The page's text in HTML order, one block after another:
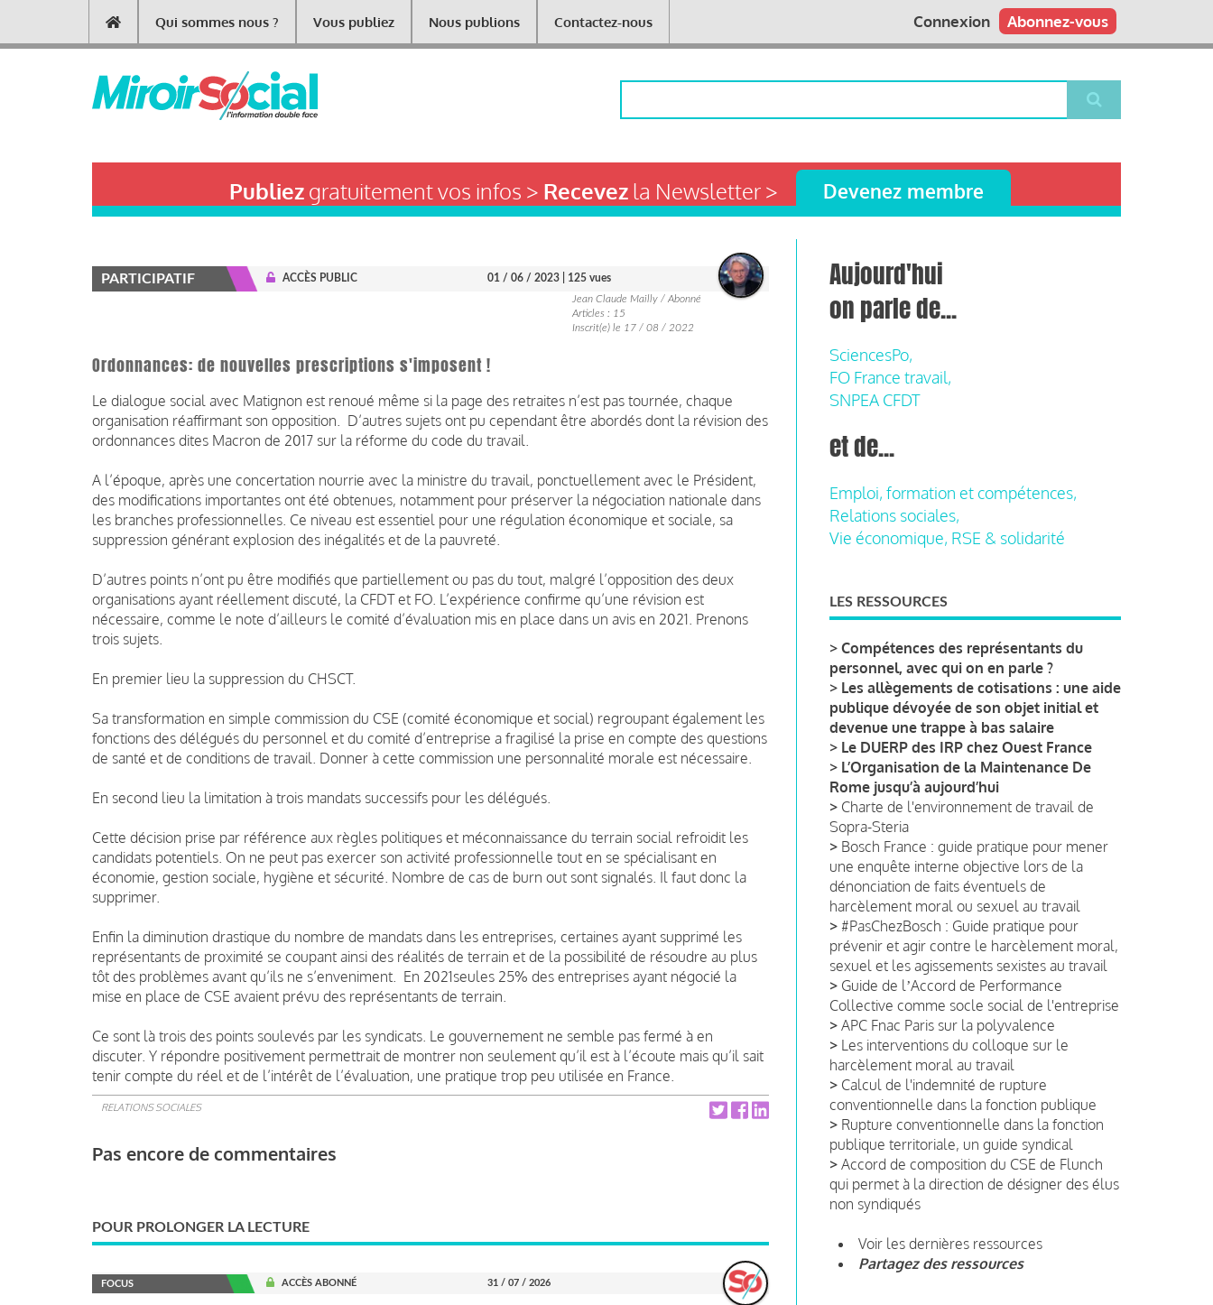
contenu
Main
navigation
Qui sommes nous ? Vous publiez Nous publions Contactez-nous Abonnez-vous
Connexion
Publiezgratuitement vos infos > Recevezla Newsletter > Devenez membre
PARTICIPATIF ACCÈS PUBLIC 01 / 06 / 2023
| 125 vues
Jean Claude Mailly / Abonné
Articles : 15
Inscrit(e) le 17 / 08 / 2022
Ordonnances: de nouvelles prescriptions s'imposent !
Le dialogue social avec Matignon est renoué même si la page des retraites n’est pas tournée, chaque
organisation réaffirmant son opposition. D’autres sujets ont pu cependant être abordés dont la révision des
ordonnances dites Macron de 2017 sur la réforme du code du travail.
A l’époque, après une concertation nourrie avec la ministre du travail, ponctuellement avec le Président,
des modifications importantes ont été obtenues, notamment pour préserver la négociation nationale dans
les branches professionnelles. Ce niveau est essentiel pour une régulation économique et sociale, sa
suppression générant explosion des inégalités et de la pauvreté.
D’autres points n’ont pu être modifiés que partiellement ou pas du tout, malgré l’opposition des deux
organisations ayant réellement discuté, la CFDT et FO. L’expérience confirme qu’une révision est
nécessaire, comme le note d’ailleurs le comité d’évaluation mis en place dans un avis en 2021. Prenons
trois sujets.
En premier lieu la suppression du CHSCT.
Sa transformation en simple commission du CSE (comité économique et social) regroupant également les
fonctions des délégués du personnel et du comité d’entreprise a fragilisé la prise en compte des questions
de santé et de conditions de travail. Donner à cette commission une personnalité morale est nécessaire.
En second lieu la limitation à trois mandats successifs pour les délégués.
Cette décision prise par référence aux règles politiques et méconnaissance du terrain social refroidit les
candidats potentiels. On ne peut pas exercer son activité professionnelle tout en se spécialisant en
économie, gestion sociale, hygiène et sécurité. Nombre de cas de burn out sont signalés. Il faut donc la
supprimer.
Enfin la diminution drastique du nombre de mandats dans les entreprises, certaines ayant supprimé les
représentants de proximité se coupant ainsi des réalités de terrain et de la possibilité de résoudre au plus
tôt des problèmes avant qu’ils ne s’enveniment. En 2021seules 25% des entreprises ayant négocié la
mise en place de CSE avaient prévu des représentants de terrain.
Ce sont là trois des points soulevés par les syndicats. Le gouvernement ne semble pas fermé à en
discuter. Y répondre positivement permettrait de montrer non seulement qu’il est à l’écoute mais qu’il sait
tenir compte du réel et de l’intérêt de l’évaluation, une pratique trop peu utilisée en France.
RELATIONS SOCIALES
Pas encore de commentaires
POUR PROLONGER LA LECTURE
FOCUS ACCÈS ABONNÉ 31 / 07 / 2026
Aujourd'hui
on parle de...
SciencesPo,
FO France travail,
SNPEA CFDT
et de...
Emploi, formation et compétences,
Relations sociales,
Vie économique, RSE & solidarité
LES RESSOURCES
> Compétences des représentants du
personnel, avec qui on en parle ?
> Les allègements de cotisations : une aide
publique dévoyée de son objet initial et
devenue une trappe à bas salaire
> Le DUERP des IRP chez Ouest France
> L’Organisation de la Maintenance De
Rome jusqu’à aujourd’hui
> Charte de l'environnement de travail de
Sopra-Steria
> Bosch France : guide pratique pour mener
une enquête interne objective lors de la
dénonciation de faits éventuels de
harcèlement moral ou sexuel au travail
> #PasChezBosch : Guide pratique pour
prévenir et agir contre le harcèlement moral,
sexuel et les agissements sexistes au travail
> Guide de lʼAccord de Performance
Collective comme socle social de l'entreprise
> APC Fnac Paris sur la polyvalence
> Les interventions du colloque sur le
harcèlement moral au travail
> Calcul de l'indemnité de rupture
conventionnelle dans la fonction publique
> Rupture conventionnelle dans la fonction
publique territoriale, un guide syndical
> Accord de composition du CSE de Flunch
qui permet à la direction de désigner des élus
non syndiqués
Voir les dernières ressources
Partagez des ressources